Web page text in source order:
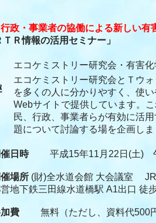
政・事業者の協働による新しい有
ＴＲ情報の活用セミナー」
エコケミストリー研究会・有害
エコケミストリー研究会とＴウ
を多くの人に分かりやすく、使
Webサイトで提供しています。
民、行政、事業者らが有効に活
題について討論する場を企画し
日時平成15年11月22日(土) 午
場所 (財)全水道会館 大会議室
下鉄三田線水道橋駅 A1出口 徒
費 無料（ただし、資料代500